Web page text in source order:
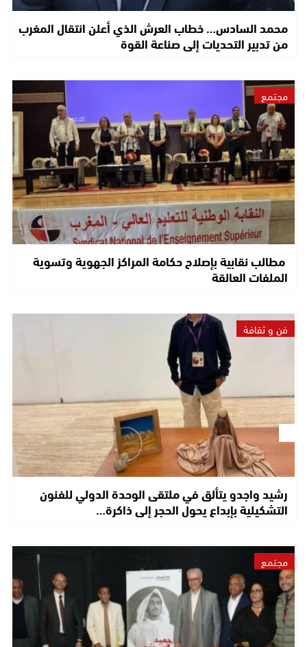
محمد السادس… خطاب العرش الذي أعلن انتقال المغرب
من تدبير التحديات إلى صناعة القوة
مجتمع
مطالب نقابية بإصلاح حكامة المراكز الجهوية وتسوية
الملفات العالقة
فن و ثقافة
رشيد واجدو يتألق في ملتقى الوحدة الدولي للفنون
التشكيلية بإبداع يحول الحجر إلى ذاكرة…
مجتمع